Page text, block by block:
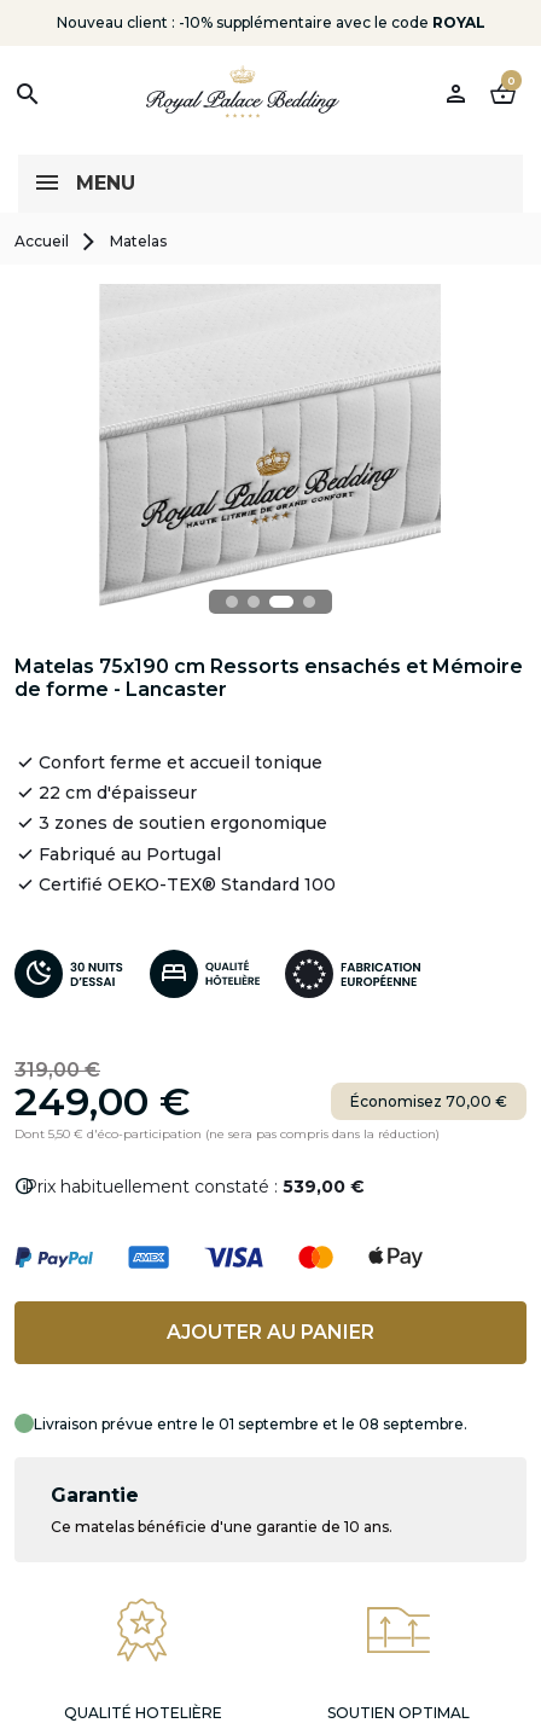
Nouveau client : -10% supplémentaire avec le code ROYAL
search person shopping_basket
0
MENU
Accueil Matelas
Matelas 75x190 cm Ressorts ensachés et Mémoire
de forme - Lancaster
Confort ferme et accueil tonique
22 cm d'épaisseur
3 zones de soutien ergonomique
Fabriqué au Portugal
Certifié OEKO-TEX® Standard 100
319,00 €
249,00 € Économisez 70,00 €
Dont 5,50 € d'éco-participation (ne sera pas compris dans la réduction)
infoPrix habituellement constaté : 539,00 €
AJOUTER AU PANIER
Livraison prévue entre le 01 septembre et le 08 septembre.
Garantie
Ce matelas bénéficie d'une garantie de 10 ans.
QUALITÉ HOTELIÈRE SOUTIEN OPTIMAL